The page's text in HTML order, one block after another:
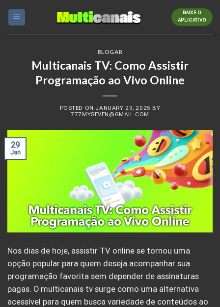
BAIXE O
APLICATIVO
BLOGAR
Multicanais TV: Como Assistir
Programação ao Vivo Online
POSTED ON JANUARY 29, 2025 BY
777MYSEVEN@GMAIL.COM
29
Jan
Nos dias de hoje, assistir TV online se tornou uma
opção popular para quem deseja acompanhar sua
programação favorita sem depender de assinaturas
pagas. O multicanais tv surge como uma alternativa
acessível para quem busca variedade de conteúdos ao